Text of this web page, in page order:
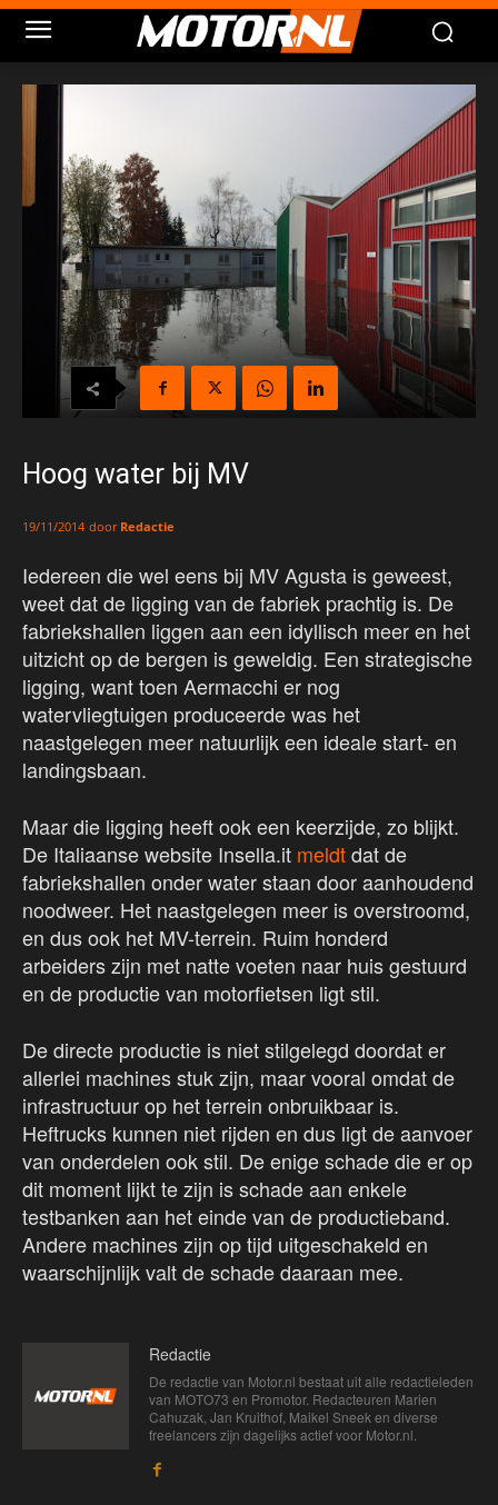
Hoog water bij MV
19/11/2014 door Redactie
Iedereen die wel eens bij MV Agusta is geweest,
weet dat de ligging van de fabriek prachtig is. De
fabriekshallen liggen aan een idyllisch meer en het
uitzicht op de bergen is geweldig. Een strategische
ligging, want toen Aermacchi er nog
watervliegtuigen produceerde was het
naastgelegen meer natuurlijk een ideale start- en
landingsbaan.
Maar die ligging heeft ook een keerzijde, zo blijkt.
De Italiaanse website Insella.it meldtdat de
fabriekshallen onder water staan door aanhoudend
noodweer. Het naastgelegen meer is overstroomd,
en dus ook het MV-terrein. Ruim honderd
arbeiders zijn met natte voeten naar huis gestuurd
en de productie van motorfietsen ligt stil.
De directe productie is niet stilgelegd doordat er
allerlei machines stuk zijn, maar vooral omdat de
infrastructuur op het terrein onbruikbaar is.
Heftrucks kunnen niet rijden en dus ligt de aanvoer
van onderdelen ook stil. De enige schade die er op
dit moment lijkt te zijn is schade aan enkele
testbanken aan het einde van de productieband.
Andere machines zijn op tijd uitgeschakeld en
waarschijnlijk valt de schade daaraan mee.
Redactie
De redactie van Motor.nl bestaat uit alle redactieleden
van MOTO73 en Promotor. Redacteuren Marien
Cahuzak, Jan Kruithof, Maikel Sneek en diverse
freelancers zijn dagelijks actief voor Motor.nl.